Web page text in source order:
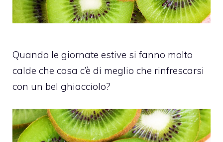
Quando le giornate estive si fanno molto
calde che cosa c’è di meglio che rinfrescarsi
con un bel ghiacciolo?